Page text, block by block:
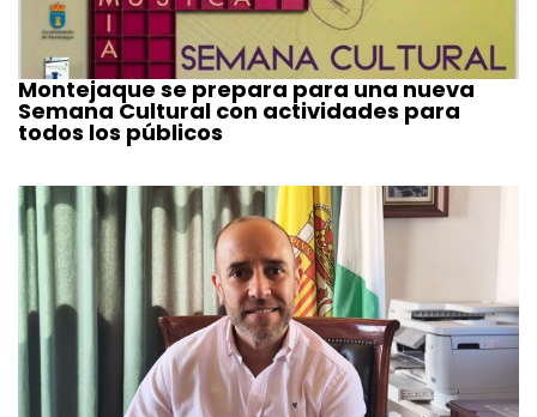
Montejaque se prepara para una nueva
Semana Cultural con actividades para
todos los públicos